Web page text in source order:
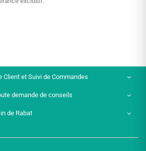
Client et Suivi de Commandes
demande de conseils
de Rabat